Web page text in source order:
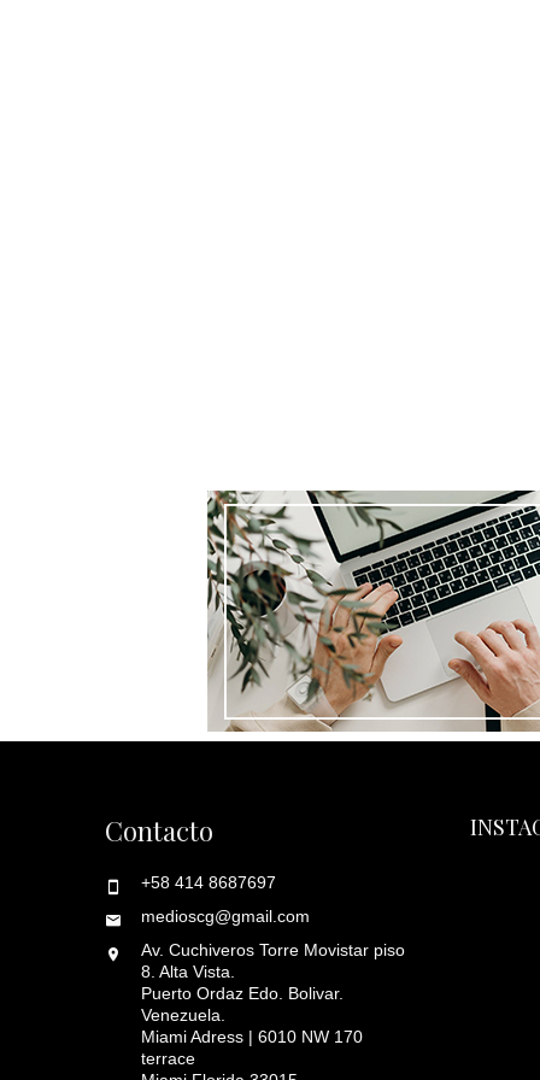
Contacto
+58 414 8687697
medioscg@gmail.com
Av. Cuchiveros Torre Movistar piso
8. Alta Vista.
Puerto Ordaz Edo. Bolivar.
Venezuela.
Miami Adress | 6010 NW 170
terrace